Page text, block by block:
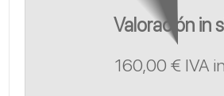
Valoración in
160,00 € IVA